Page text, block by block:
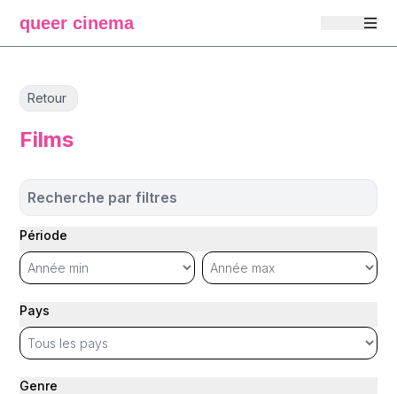
queer cinema
Retour
Films
Recherche par filtres
Période
Pays
Genre